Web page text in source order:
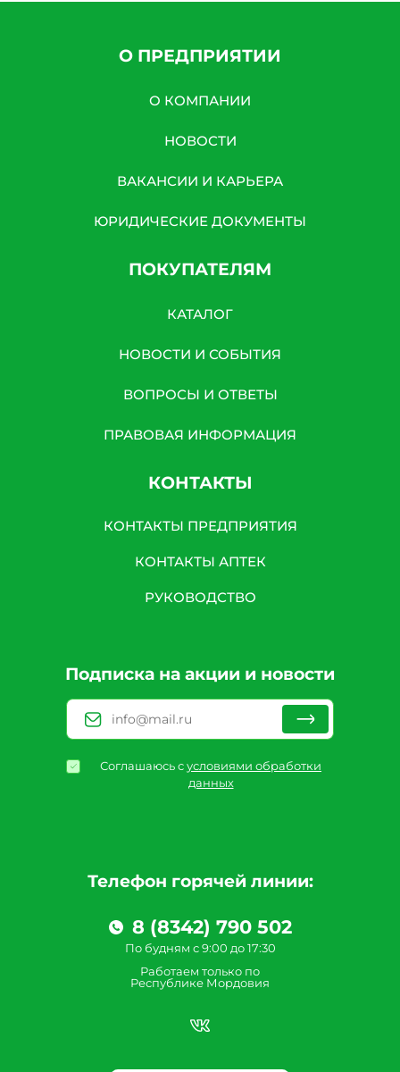
Телефон горячей линии:
8 (8342) 790 502
По будням с 9:00 до 17:30
Работаем только по
Республике Мордовия
О ПРЕДПРИЯТИИ
О КОМПАНИИ
НОВОСТИ
ВАКАНСИИ И КАРЬЕРА
ЮРИДИЧЕСКИЕ ДОКУМЕНТЫ
ПОКУПАТЕЛЯМ
КАТАЛОГ
НОВОСТИ И СОБЫТИЯ
ВОПРОСЫ И ОТВЕТЫ
ПРАВОВАЯ ИНФОРМАЦИЯ
КОНТАКТЫ
КОНТАКТЫ ПРЕДПРИЯТИЯ
КОНТАКТЫ АПТЕК
РУКОВОДСТВО
Подписка на акции и новости
Соглашаюсь сусловиями обработки
данных